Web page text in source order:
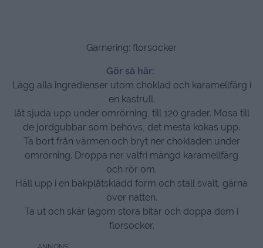
Garnering: florsocker
Gör så här:
Lägg alla ingredienser utom choklad och karamellfärg i
en kastrull.
låt sjuda upp under omrörning, till 120 grader. Mosa till
de jordgubbar som behövs, det mesta kokas upp.
Ta bort från värmen och bryt ner chokladen under
omrörning. Droppa ner valfri mängd karamellfärg
och rör om.
Häll upp i en bakplåtsklädd form och ställ svalt, gärna
över natten.
Ta ut och skär lagom stora bitar och doppa dem i
florsocker.